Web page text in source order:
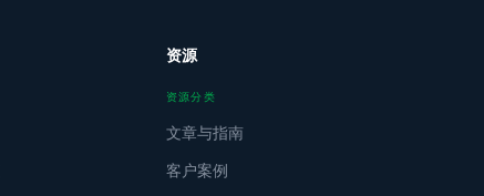
资源
资源分类
文章与指南
客户案例